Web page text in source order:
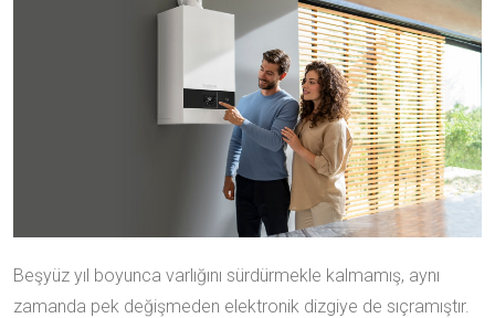
Beşyüz yıl boyunca varlığını sürdürmekle kalmamış, aynı
zamanda pek değişmeden elektronik dizgiye de sıçramıştır.